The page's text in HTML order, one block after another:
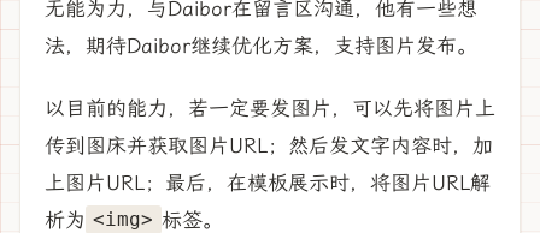
无能为力，与Daibor在留言区沟通，他有一些想
法，期待Daibor继续优化方案，支持图片发布。
以目前的能力，若一定要发图片，可以先将图片上
传到图床并获取图片URL；然后发文字内容时，加
上图片URL；最后，在模板展示时，将图片URL解
析为 <img> 标签。